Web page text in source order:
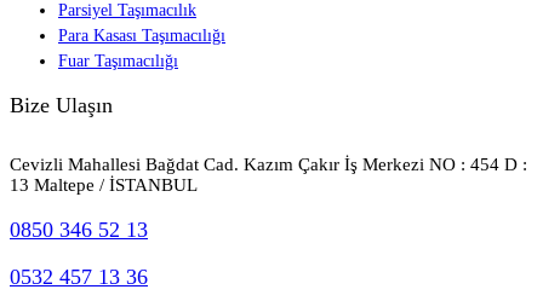
Parsiyel Taşımacılık
Para Kasası Taşımacılığı
Fuar Taşımacılığı
Bize Ulaşın
Cevizli Mahallesi Bağdat Cad. Kazım Çakır İş Merkezi NO : 454 D :
13 Maltepe / İSTANBUL
0850 346 52 13
0532 457 13 36